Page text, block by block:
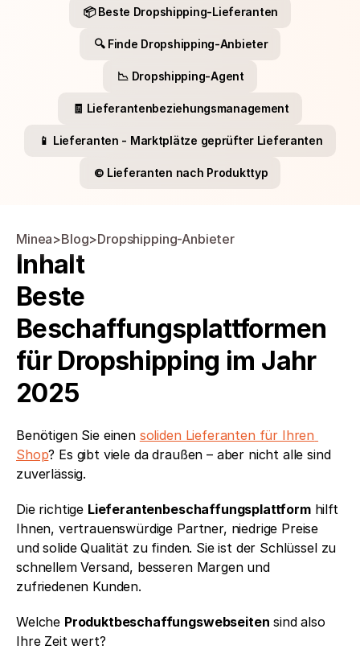
📦 Beste Dropshipping-Lieferanten
🔍 Finde Dropshipping-Anbieter
📉 Dropshipping-Agent
🧾 Lieferantenbeziehungsmanagement
📱 Lieferanten - Marktplätze geprüfter Lieferanten
©️ Lieferanten nach Produkttyp
Minea>Blog>Dropshipping-Anbieter
Inhalt
Beste
Beschaffungsplattformen
für Dropshipping im Jahr
2025
Benötigen Sie einen soliden Lieferanten für Ihren
Shop? Es gibt viele da draußen – aber nicht alle sind
zuverlässig.
Die richtige Lieferantenbeschaffungsplattform hilft
Ihnen, vertrauenswürdige Partner, niedrige Preise
und solide Qualität zu finden. Sie ist der Schlüssel zu
schnellem Versand, besseren Margen und
zufriedenen Kunden.
Welche Produktbeschaffungswebseiten sind also
Ihre Zeit wert?